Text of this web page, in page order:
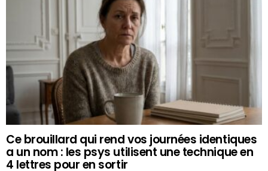
Ce brouillard qui rend vos journées identiques
a un nom : les psys utilisent une technique en
4 lettres pour en sortir